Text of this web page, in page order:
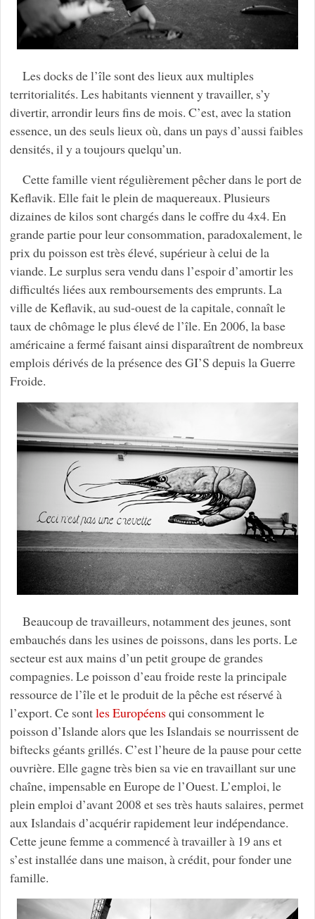
Les docks de l’île sont des lieux aux multiples
territorialités. Les habitants viennent y travailler, s’y
divertir, arrondir leurs fins de mois. C’est, avec la station
essence, un des seuls lieux où, dans un pays d’aussi faibles
densités, il y a toujours quelqu’un.
Cette famille vient régulièrement pêcher dans le port de
Keflavik. Elle fait le plein de maquereaux. Plusieurs
dizaines de kilos sont chargés dans le coffre du 4x4. En
grande partie pour leur consommation, paradoxalement, le
prix du poisson est très élevé, supérieur à celui de la
viande. Le surplus sera vendu dans l’espoir d’amortir les
difficultés liées aux remboursements des emprunts. La
ville de Keflavik, au sud-ouest de la capitale, connaît le
taux de chômage le plus élevé de l’île. En 2006, la base
américaine a fermé faisant ainsi disparaîtrent de nombreux
emplois dérivés de la présence des GI’S depuis la Guerre
Froide.
Beaucoup de travailleurs, notamment des jeunes, sont
embauchés dans les usines de poissons, dans les ports. Le
secteur est aux mains d’un petit groupe de grandes
compagnies. Le poisson d’eau froide reste la principale
ressource de l’île et le produit de la pêche est réservé à
l’export. Ce sontles Européensqui consomment le
poisson d’Islande alors que les Islandais se nourrissent de
biftecks géants grillés. C’est l’heure de la pause pour cette
ouvrière. Elle gagne très bien sa vie en travaillant sur une
chaîne, impensable en Europe de l’Ouest. L’emploi, le
plein emploi d’avant 2008 et ses très hauts salaires, permet
aux Islandais d’acquérir rapidement leur indépendance.
Cette jeune femme a commencé à travailler à 19 ans et
s’est installée dans une maison, à crédit, pour fonder une
famille.